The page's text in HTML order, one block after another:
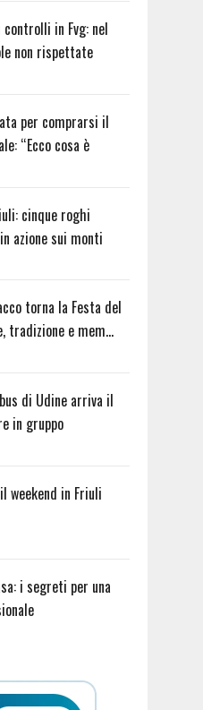
in Fvg: nel
non rispettate
per comprarsi il
“Ecco cosa è
cinque roghi
azione sui monti
torna la Festa del
tradizione e mem…
di Udine arriva il
in gruppo
weekend in Friuli
i segreti per una